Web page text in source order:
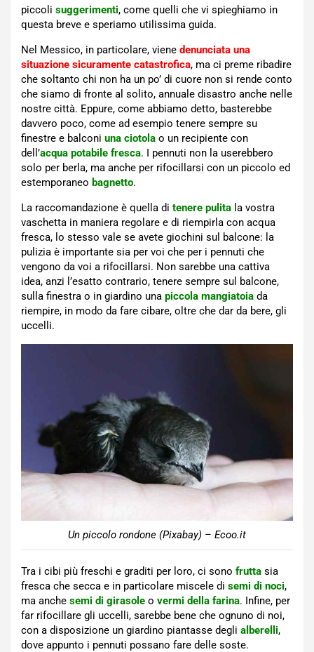
piccoli suggerimenti, come quelli che vi spieghiamo in
questa breve e speriamo utilissima guida.
Nel Messico, in particolare, viene denunciata una
situazione sicuramente catastrofica, ma ci preme ribadire
che soltanto chi non ha un po’ di cuore non si rende conto
che siamo di fronte al solito, annuale disastro anche nelle
nostre città. Eppure, come abbiamo detto, basterebbe
davvero poco, come ad esempio tenere sempre su
finestre e balconi una ciotola o un recipiente con
dell’acqua potabile fresca. I pennuti non la userebbero
solo per berla, ma anche per rifocillarsi con un piccolo ed
estemporaneo bagnetto.
La raccomandazione è quella di tenere pulita la vostra
vaschetta in maniera regolare e di riempirla con acqua
fresca, lo stesso vale se avete giochini sul balcone: la
pulizia è importante sia per voi che per i pennuti che
vengono da voi a rifocillarsi. Non sarebbe una cattiva
idea, anzi l’esatto contrario, tenere sempre sul balcone,
sulla finestra o in giardino una piccola mangiatoia da
riempire, in modo da fare cibare, oltre che dar da bere, gli
uccelli.
Un piccolo rondone (Pixabay) – Ecoo.it
Tra i cibi più freschi e graditi per loro, ci sono frutta sia
fresca che secca e in particolare miscele di semi di noci,
ma anche semi di girasole o vermi della farina. Infine, per
far rifocillare gli uccelli, sarebbe bene che ognuno di noi,
con a disposizione un giardino piantasse degli alberelli,
dove appunto i pennuti possano fare delle soste.